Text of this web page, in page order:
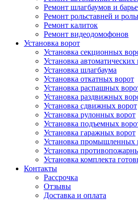
Ремонт шлагбаумов и
Ремонт рольставней и
Ремонт калиток
Ремонт видеодомофонов
Установка ворот
Установка секционных
Установка автоматических
Установка шлагбаума
Установка откатных ворот
Установка распашных
Установка раздвижных
Установка сдвижных ворот
Установка рулонных ворот
Установка подъемных
Установка гаражных ворот
Установка промышленных
Установка
Установка комплекта
Контакты
Рассрочка
Отзывы
Доставка и оплата